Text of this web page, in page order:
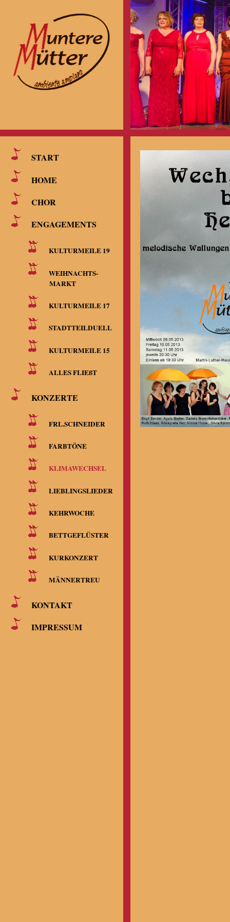
START
HOME
CHOR
ENGAGEMENTS
KULTURMEILE 19
WEIHNACHTS-
MARKT
KULTURMEILE 17
STADTTEILDUELL
KULTURMEILE 15
ALLES FLIEßT
KONZERTE
FRL.SCHNEIDER
FARBTÖNE
KLIMAWECHSEL
LIEBLINGSLIEDER
KEHRWOCHE
BETTGEFLÜSTER
KURKONZERT
MÄNNERTREU
KONTAKT
IMPRESSUM